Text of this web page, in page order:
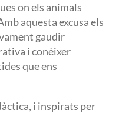
on els animals
aquesta excusa els
gaudir
i conèixer
que ens
i inspirats per